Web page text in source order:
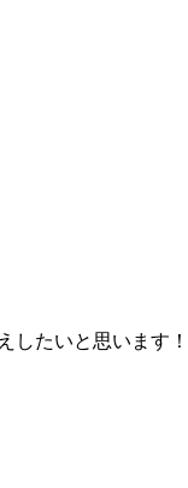
したいと思います！